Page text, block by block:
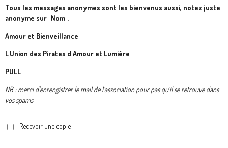
Tous les messages anonymes sont les bienvenus aussi, notez juste
anonyme sur "Nom".
Amour et Bienveillance
L'Union des Pirates d'Amour et Lumière
PULL
NB : merci d'enrengistrer le mail de l'association pour pas qu'il se retrouve dans
vos spams
Recevoir une copie